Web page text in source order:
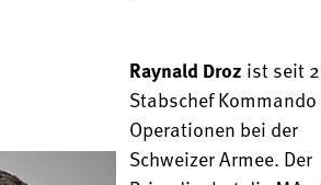
Raynald Droz ist seit
Stabschef Kommando
Operationen bei der
Schweizer Armee. Der